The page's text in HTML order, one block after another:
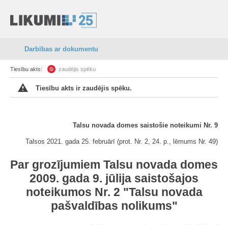
Darbības ar dokumentu
Tiesību akts: zaudējis spēku
Tiesību akts ir zaudējis spēku.
Talsu novada domes saistošie noteikumi Nr. 9
Talsos 2021. gada 25. februārī (prot. Nr. 2, 24. p., lēmums Nr. 49)
Par grozījumiem Talsu novada domes
2009. gada 9. jūlija saistošajos
noteikumos Nr. 2 "Talsu novada
pašvaldības nolikums"